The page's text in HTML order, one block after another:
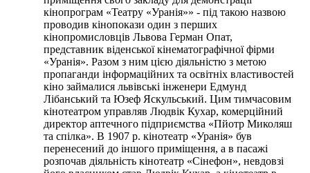
кінопрограм «Театру «Уранія»» - під такою назвою
проводив кінопокази один з перших
кінопромисловців Львова Герман Опат,
представник віденської кінематографічної фірми
«Уранія». Разом з ним цією діяльністю з метою
пропаганди інформаційних та освітніх властивостей
кіно займалися львівські інженери Едмунд
Лібанський та Юзеф Яскульський. Цим тимчасовим
кінотеатром управляв Людвік Кухар, комерційний
директор аптечного підприємства «Пйотр Миколяш
та спілка». В 1907 р. кінотеатр «Уранія» був
перенесений до іншого приміщення, а в пасажі
розпочав діяльність кінотеатр «Сінефон», невдовзі